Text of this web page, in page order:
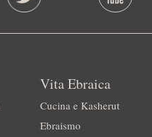
Vita Ebraica
Cucina e Kasherut
Ebraismo